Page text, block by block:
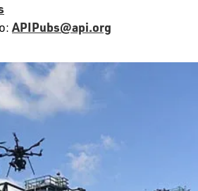
APIPubs@api.org